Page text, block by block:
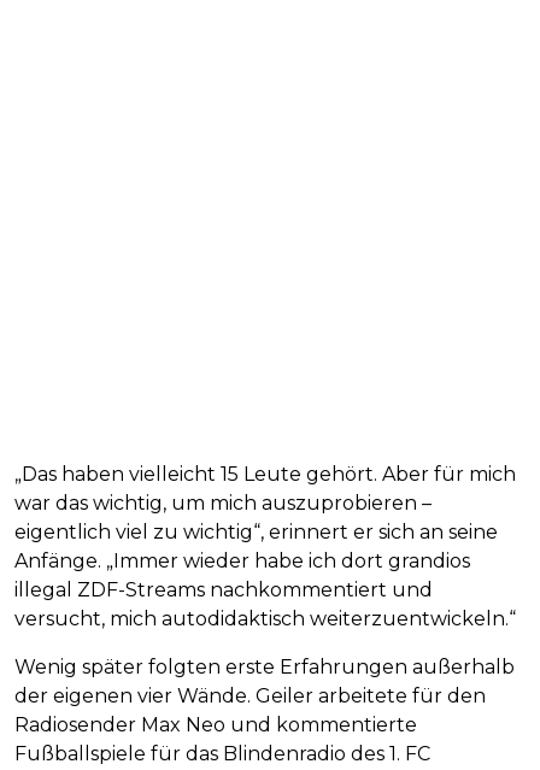
„Das haben vielleicht 15 Leute gehört. Aber für mich
war das wichtig, um mich auszuprobieren –
eigentlich viel zu wichtig“, erinnert er sich an seine
Anfänge. „Immer wieder habe ich dort grandios
illegal ZDF-Streams nachkommentiert und
versucht, mich autodidaktisch weiterzuentwickeln.“
Wenig später folgten erste Erfahrungen außerhalb
der eigenen vier Wände. Geiler arbeitete für den
Radiosender Max Neo und kommentierte
Fußballspiele für das Blindenradio des 1. FC